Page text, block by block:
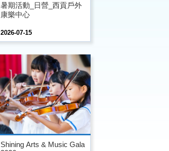
暑期活動_日營_西貢戶外
康樂中心
2026-07-15
Shining Arts & Music Gala